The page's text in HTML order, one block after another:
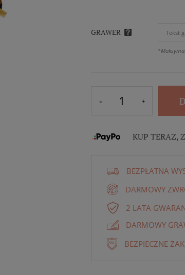
GRAWER
KUP TERAZ,
BEZPŁATNA
DARMOWY
2 LATA
DARMOWY
BEZPIECZNE